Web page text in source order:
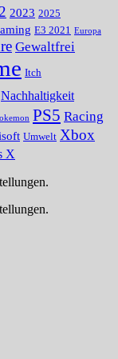
2023 2025
E3 2021 Europa
Gewaltfrei
Itch
Nachhaltigkeit
PS5 Racing
Umwelt Xbox
X